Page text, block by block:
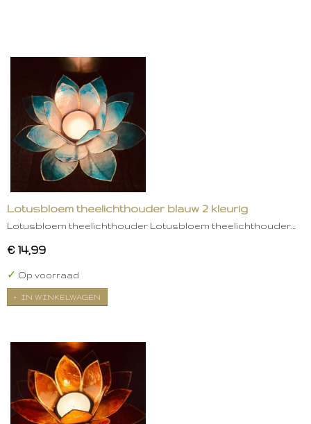
Lotusbloem theelichthouder blauw 2 kleurig
Lotusbloem theelichthouder Lotusbloem theelichthouder…
€ 14,99
✓ Op voorraad
IN WINKELWAGEN